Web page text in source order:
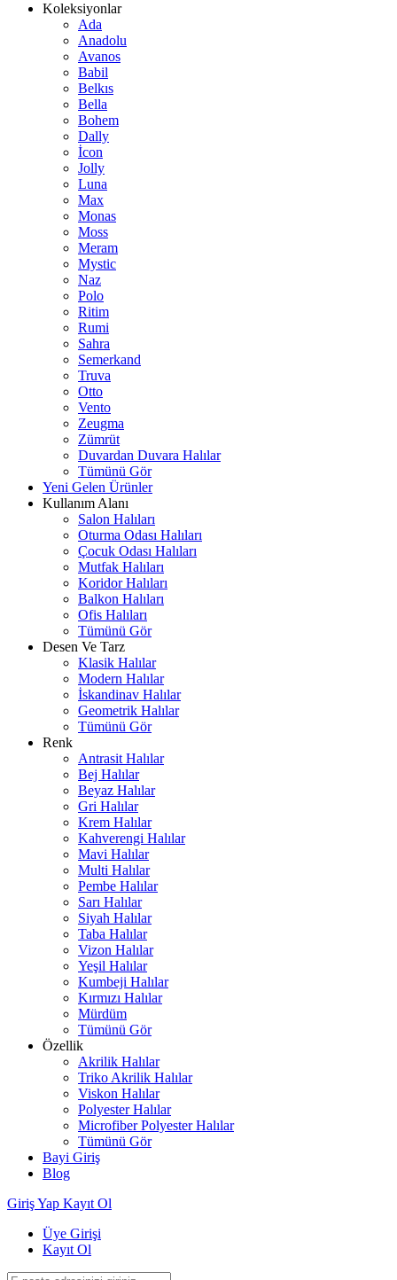
Koleksiyonlar
Ada
Anadolu
Avanos
Babil
Belkıs
Bella
Bohem
Dally
İcon
Jolly
Luna
Max
Monas
Moss
Meram
Mystic
Naz
Polo
Ritim
Rumi
Sahra
Semerkand
Truva
Otto
Vento
Zeugma
Zümrüt
Duvardan Duvara Halılar
Tümünü Gör
Yeni Gelen Ürünler
Kullanım Alanı
Salon Halıları
Oturma Odası Halıları
Çocuk Odası Halıları
Mutfak Halıları
Koridor Halıları
Balkon Halıları
Ofis Halıları
Tümünü Gör
Desen Ve Tarz
Klasik Halılar
Modern Halılar
İskandinav Halılar
Geometrik Halılar
Tümünü Gör
Renk
Antrasit Halılar
Bej Halılar
Beyaz Halılar
Gri Halılar
Krem Halılar
Kahverengi Halılar
Mavi Halılar
Multi Halılar
Pembe Halılar
Sarı Halılar
Siyah Halılar
Taba Halılar
Vizon Halılar
Yeşil Halılar
Kumbeji Halılar
Kırmızı Halılar
Mürdüm
Tümünü Gör
Özellik
Akrilik Halılar
Triko Akrilik Halılar
Viskon Halılar
Polyester Halılar
Microfiber Polyester Halılar
Tümünü Gör
Bayi Giriş
Blog
Giriş Yap Kayıt Ol
Üye Girişi
Kayıt Ol